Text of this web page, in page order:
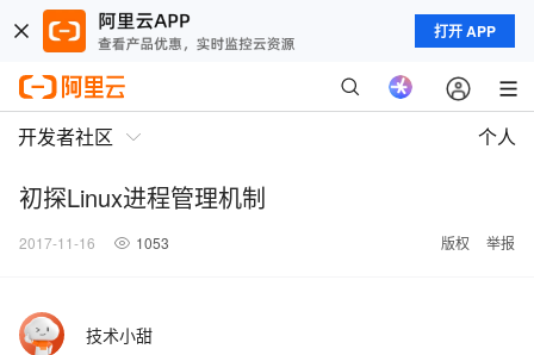
打开 APP
开发者社区 个人
初探Linux进程管理机制
2017-11-16 1053 版权 举报
技术小甜